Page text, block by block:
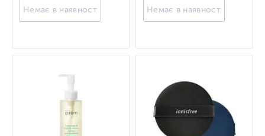
Немає в наявності Немає в наявності